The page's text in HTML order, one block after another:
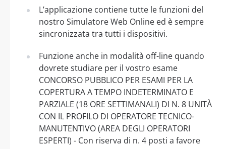
L’applicazione contiene tutte le funzioni del
nostro Simulatore Web Online ed è sempre
sincronizzata tra tutti i dispositivi.
Funzione anche in modalità off-line quando
dovrete studiare per il vostro esame
CONCORSO PUBBLICO PER ESAMI PER LA
COPERTURA A TEMPO INDETERMINATO E
PARZIALE (18 ORE SETTIMANALI) DI N. 8 UNITÀ
CON IL PROFILO DI OPERATORE TECNICO-
MANUTENTIVO (AREA DEGLI OPERATORI
ESPERTI) - Con riserva di n. 4 posti a favore